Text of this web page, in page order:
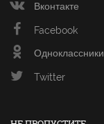
Вконтакте
Facebook
Одноклассники
Twitter